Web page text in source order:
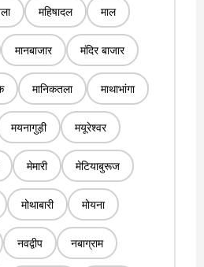
महिषादल माल
मानबाजार मंदिर बाजार
मानिकतला माथाभांगा
मयनागुड़ी मयूरेश्वर
मेमारी मेटियाबुरूज
मोथाबारी मोयना
नवद्वीप नबाग्राम